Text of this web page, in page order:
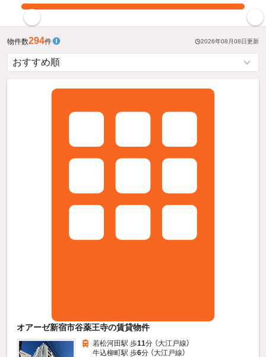
物件数294件 2026年08月08日更新
オアーゼ新宿市谷薬王寺の賃貸物件
若松河田駅 歩11分 （大江戸線）
牛込柳町駅 歩6分 （大江戸線）